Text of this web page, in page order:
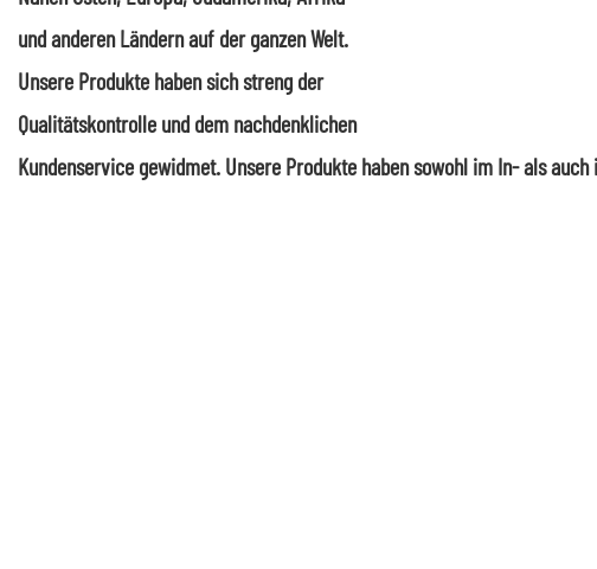
und anderen Ländern auf der ganzen Welt.
Unsere Produkte haben sich streng der
Qualitätskontrolle und dem nachdenklichen
Kundenservice gewidmet. Unsere Produkte haben sowohl im In- als